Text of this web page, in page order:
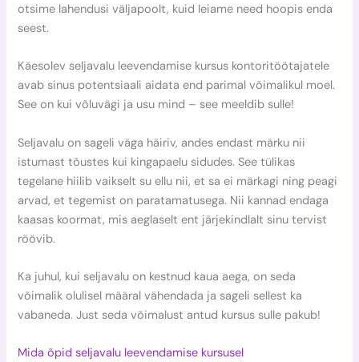
otsime lahendusi väljapoolt, kuid leiame need hoopis enda
seest.
Käesolev seljavalu leevendamise kursus kontoritöötajatele
avab sinus potentsiaali aidata end parimal võimalikul moel.
See on kui võluvägi ja usu mind – see meeldib sulle!
Seljavalu on sageli väga häiriv, andes endast märku nii
istumast tõustes kui kingapaelu sidudes. See tülikas
tegelane hiilib vaikselt su ellu nii, et sa ei märkagi ning peagi
arvad, et tegemist on paratamatusega. Nii kannad endaga
kaasas koormat, mis aeglaselt ent järjekindlalt sinu tervist
röövib.
Ka juhul, kui seljavalu on kestnud kaua aega, on seda
võimalik olulisel määral vähendada ja sageli sellest ka
vabaneda. Just seda võimalust antud kursus sulle pakub!
Mida õpid seljavalu leevendamise kursusel